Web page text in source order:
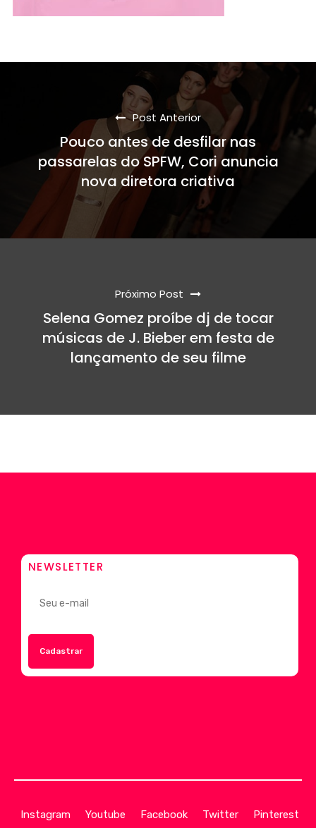
Post Anterior
Pouco antes de desfilar nas
passarelas do SPFW, Cori anuncia
nova diretora criativa
Próximo Post
Selena Gomez proíbe dj de tocar
músicas de J. Bieber em festa de
lançamento de seu filme
NEWSLETTER
Instagram Youtube Facebook Twitter Pinterest